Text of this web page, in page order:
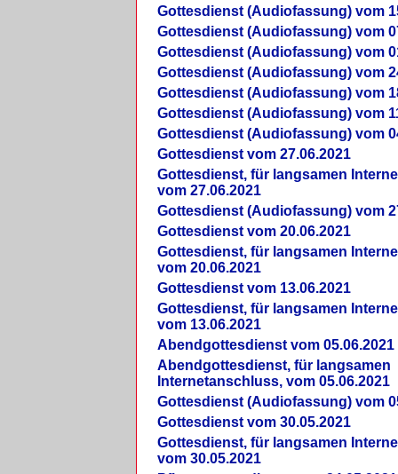
Gottesdienst (Audiofassung) vom
Gottesdienst (Audiofassung) vom
Gottesdienst (Audiofassung) vom
Gottesdienst (Audiofassung) vom
Gottesdienst (Audiofassung) vom
Gottesdienst (Audiofassung) vom
Gottesdienst (Audiofassung) vom
Gottesdienst vom 27.06.2021
Gottesdienst, für langsamen
vom 27.06.2021
Gottesdienst (Audiofassung) vom
Gottesdienst vom 20.06.2021
Gottesdienst, für langsamen
vom 20.06.2021
Gottesdienst vom 13.06.2021
Gottesdienst, für langsamen
vom 13.06.2021
Abendgottesdienst vom 05.06.2021
Abendgottesdienst, für langsamen
Internetanschluss, vom 05.06.2021
Gottesdienst (Audiofassung) vom
Gottesdienst vom 30.05.2021
Gottesdienst, für langsamen
vom 30.05.2021